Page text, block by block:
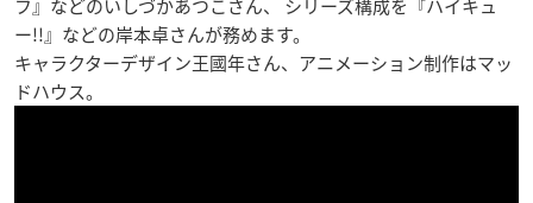
フ』などのいしづかあつこさん、 シリーズ構成を『ハイキュ
ー!!』などの岸本卓さんが務めます。
キャラクターデザイン王國年さん、アニメーション制作はマッ
ドハウス。